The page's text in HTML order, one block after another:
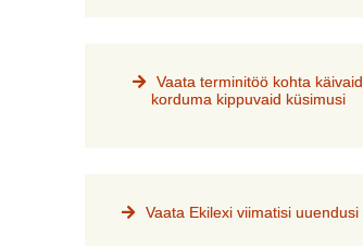
Vaata terminitöö kohta käivaid
korduma kippuvaid küsimusi
Vaata Ekilexi viimatisi uuendusi